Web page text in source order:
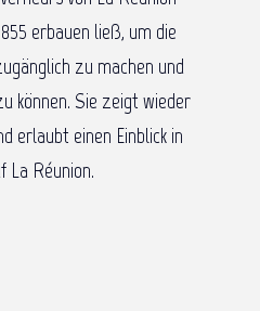
erbauen ließ, um die
zu machen und
können. Sie zeigt wieder
erlaubt einen Einblick in
La Réunion.